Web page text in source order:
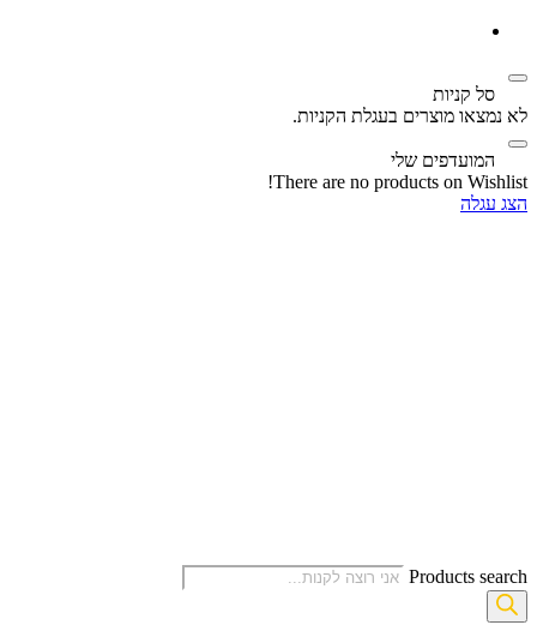
סל קניות‬
לא נמצאו מוצרים בעגלת הקניות.
המועדפים שלי
There are no products on Wishlist!
הצג עגלה
Products search